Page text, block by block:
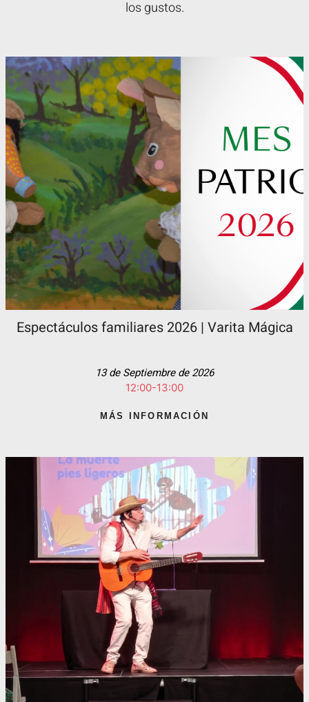
los gustos.
Espectáculos familiares 2026 | Varita Mágica
13 de Septiembre de 2026
12:00-13:00
MÁS INFORMACIÓN